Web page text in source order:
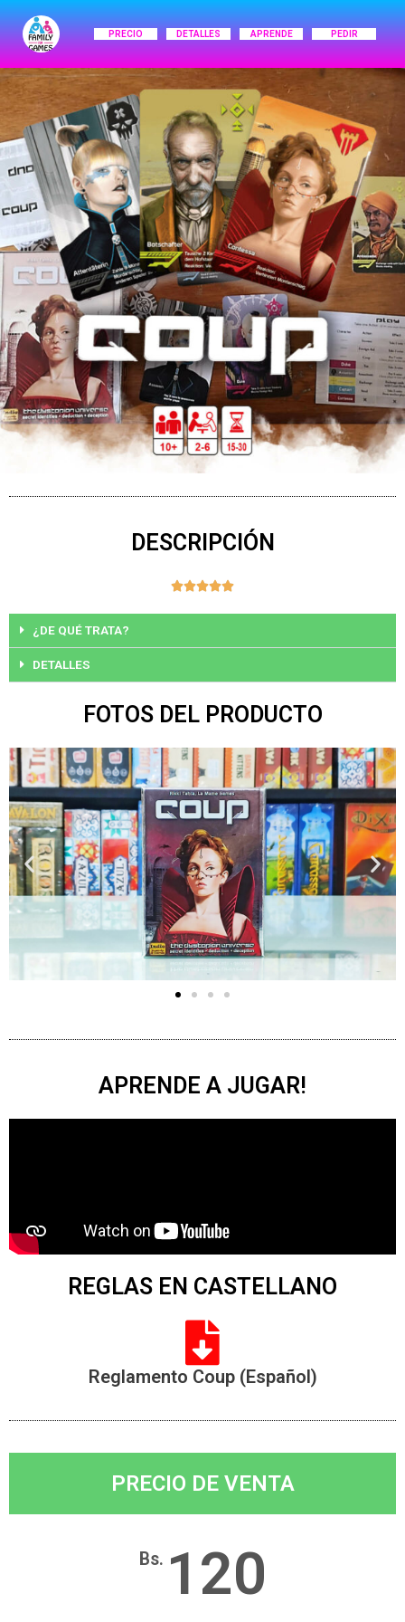
PRECIO DETALLES APRENDE PEDIR
DESCRIPCIÓN
Valorado
de
¿DE QUÉ TRATA?
DETALLES
FOTOS DEL PRODUCTO
APRENDE A JUGAR!
REGLAS EN CASTELLANO
Reglamento Coup (Español)
PRECIO DE VENTA
Bs. 120